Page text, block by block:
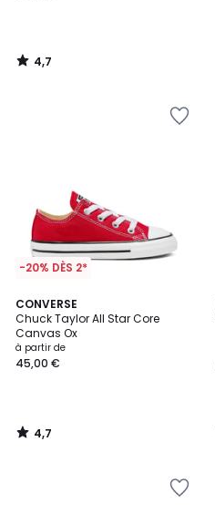
4,7
/
-20% DÈS 2*
CONVERSE
Chuck Taylor All Star Core
Canvas Ox
à partir de
45,00 €
4,7
/ 5
4,7
/